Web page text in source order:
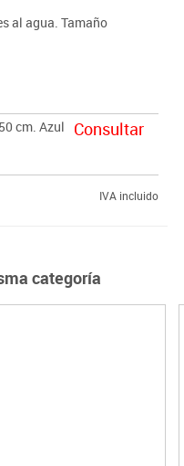
al agua. Tamaño
cm. Azul
Consultar
IVA incluido
categoría